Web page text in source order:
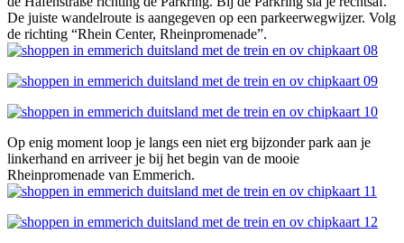
De juiste wandelroute is aangegeven op een parkeerwegwijzer. Volg
de richting “Rhein Center, Rheinpromenade”.
Op enig moment loop je langs een niet erg bijzonder park aan je
linkerhand en arriveer je bij het begin van de mooie
Rheinpromenade van Emmerich.